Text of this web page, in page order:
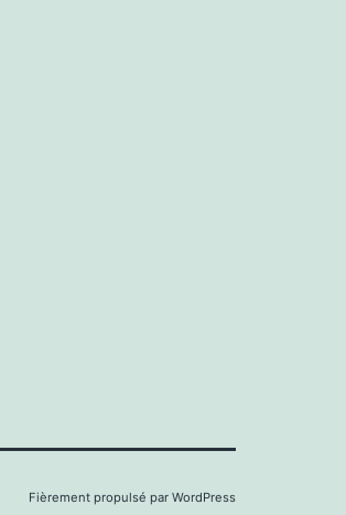
Fièrement propulsé par WordPress